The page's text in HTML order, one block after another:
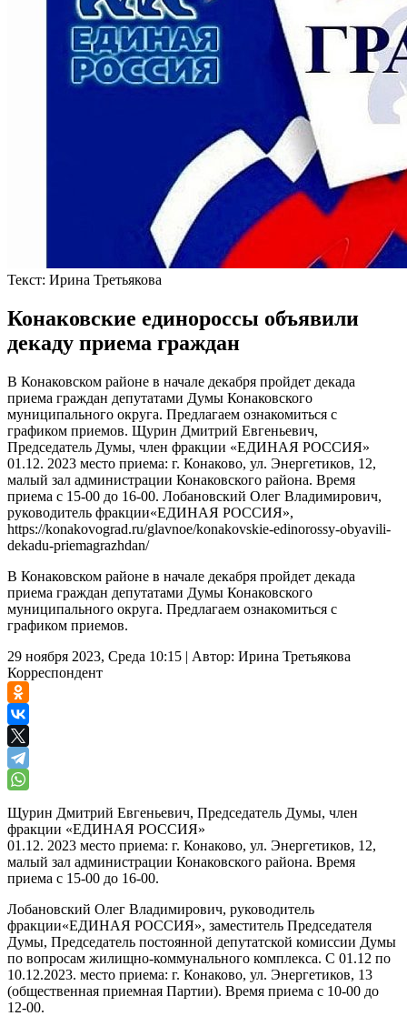
Текст: Ирина Третьякова
Конаковские единороссы объявили
декаду приема граждан
В Конаковском районе в начале декабря пройдет декада
приема граждан депутатами Думы Конаковского
муниципального округа. Предлагаем ознакомиться с
графиком приемов. Щурин Дмитрий Евгеньевич,
Председатель Думы, член фракции «ЕДИНАЯ РОССИЯ»
01.12. 2023 место приема: г. Конаково, ул. Энергетиков, 12,
малый зал администрации Конаковского района. Время
приема с 15-00 до 16-00. Лобановский Олег Владимирович,
руководитель фракции«ЕДИНАЯ РОССИЯ»,
https://konakovograd.ru/glavnoe/konakovskie-edinorossy-obyavili-
dekadu-priemagrazhdan/
В Конаковском районе в начале декабря пройдет декада
приема граждан депутатами Думы Конаковского
муниципального округа. Предлагаем ознакомиться с
графиком приемов.
29 ноября 2023, Среда 10:15 | Автор: Ирина Третьякова
Корреспондент
Щурин Дмитрий Евгеньевич, Председатель Думы, член
фракции «ЕДИНАЯ РОССИЯ»
01.12. 2023 место приема: г. Конаково, ул. Энергетиков, 12,
малый зал администрации Конаковского района. Время
приема с 15-00 до 16-00.
Лобановский Олег Владимирович, руководитель
фракции«ЕДИНАЯ РОССИЯ», заместитель Председателя
Думы, Председатель постоянной депутатской комиссии Думы
по вопросам жилищно-коммунального комплекса. С 01.12 по
10.12.2023. место приема: г. Конаково, ул. Энергетиков, 13
(общественная приемная Партии). Время приема с 10-00 до
12-00.